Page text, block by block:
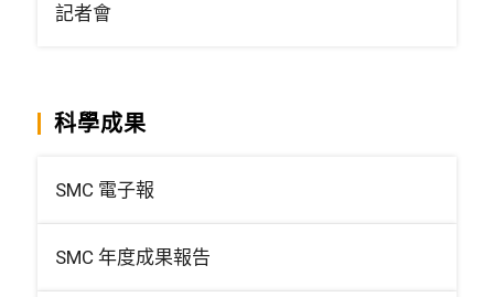
記者會
科學成果
SMC 電子報
SMC 年度成果報告